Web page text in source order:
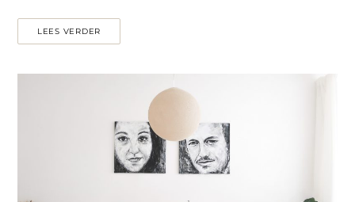
LEES VERDER